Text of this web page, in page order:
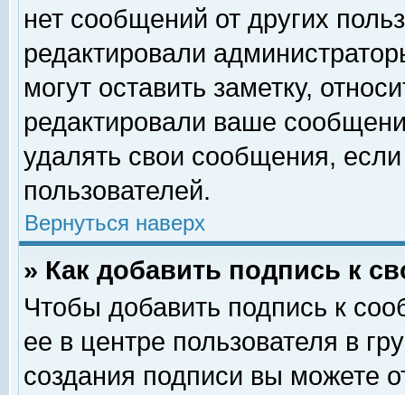
нет сообщений от других
редактировали
могут оставить заметку,
редактировали ваше
удалять свои сообщения,
пользователей.
Вернуться наверх
» Как добавить подпись к
Чтобы добавить подпись к
ее в центре пользователя в
создания подписи вы можете